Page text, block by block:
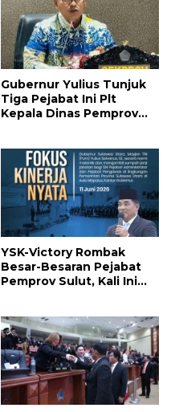
Gubernur Yulius Tunjuk
Tiga Pejabat Ini Plt
Kepala Dinas Pemprov
YSK-Victory Rombak
Besar-Besaran Pejabat
Pemprov Sulut, Kali Ini